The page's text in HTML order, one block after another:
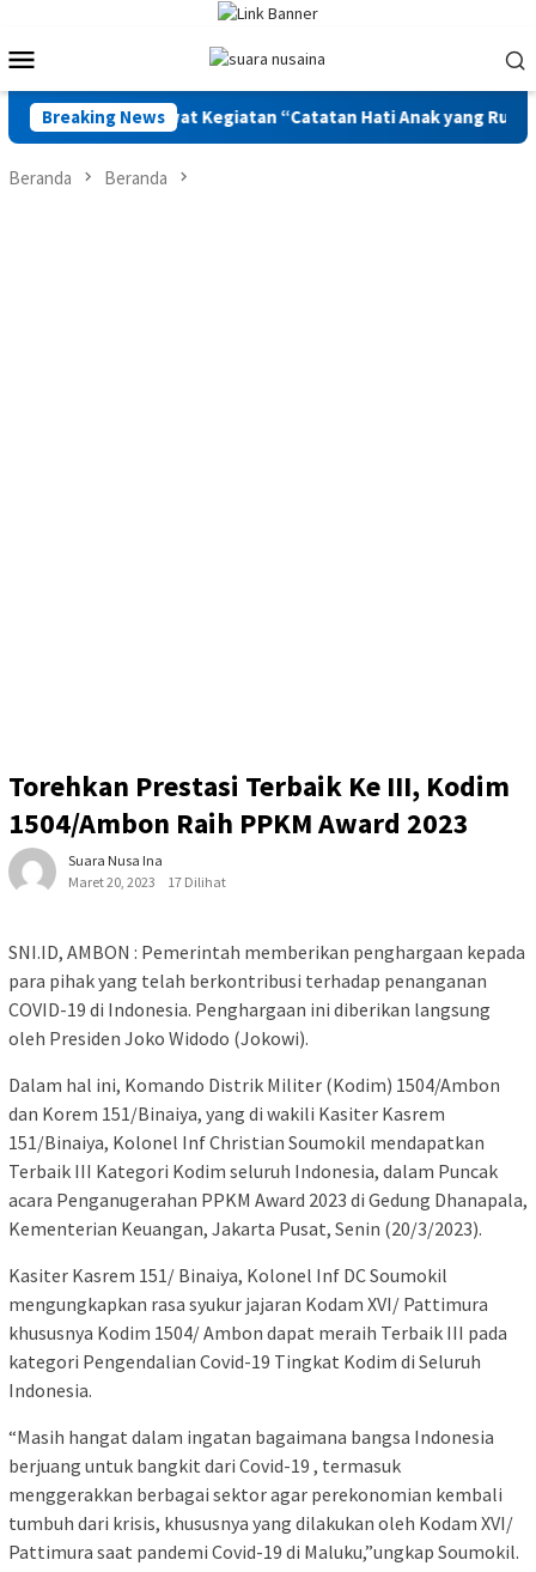
konten
Mobile
Breaking News
Bangkit Lewat Kegiatan “Catatan Hati Anak yang Runtuh”
Beranda Beranda
Torehkan Prestasi Terbaik Ke III, Kodim
1504/Ambon Raih PPKM Award 2023
Suara Nusa Ina
Maret 20, 2023
17 Dilihat
SNI.ID, AMBON : Pemerintah memberikan penghargaan kepada
para pihak yang telah berkontribusi terhadap penanganan
COVID-19 di Indonesia. Penghargaan ini diberikan langsung
oleh Presiden Joko Widodo (Jokowi).
Dalam hal ini, Komando Distrik Militer (Kodim) 1504/Ambon
dan Korem 151/Binaiya, yang di wakili Kasiter Kasrem
151/Binaiya, Kolonel Inf Christian Soumokil mendapatkan
Terbaik III Kategori Kodim seluruh Indonesia, dalam Puncak
acara Penganugerahan PPKM Award 2023 di Gedung Dhanapala,
Kementerian Keuangan, Jakarta Pusat, Senin (20/3/2023).
Kasiter Kasrem 151/ Binaiya, Kolonel Inf DC Soumokil
mengungkapkan rasa syukur jajaran Kodam XVI/ Pattimura
khususnya Kodim 1504/ Ambon dapat meraih Terbaik III pada
kategori Pengendalian Covid-19 Tingkat Kodim di Seluruh
Indonesia.
“Masih hangat dalam ingatan bagaimana bangsa Indonesia
berjuang untuk bangkit dari Covid-19 , termasuk
menggerakkan berbagai sektor agar perekonomian kembali
tumbuh dari krisis, khususnya yang dilakukan oleh Kodam XVI/
Pattimura saat pandemi Covid-19 di Maluku,”ungkap Soumokil.